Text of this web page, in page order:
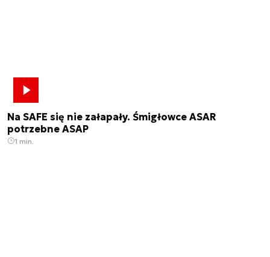
Na SAFE się nie załapały. Śmigłowce ASAR
potrzebne ASAP
1 min.